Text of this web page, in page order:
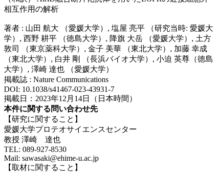
相互作用の解析
著者 : 山田 航大 （愛媛大学）, 塩屋 亮平 （研究当時: 愛媛大
学）, 西野 耕平 （徳島大学）, 降旗 大岳 （愛媛大学）, 土方
敦司 （東京薬科大学）, 金子 美華 （東北大学）, 加藤 幸成
（東北大学）, 白井 剛 （長浜バイオ大学）, 小迫 英尊（徳島
大学）, 澤崎 達也 （愛媛大学）
掲載誌 : Nature Communications
DOI: 10.1038/s41467-023-43931-7
掲載日：2023年12月14日（日本時間）
本件に関する問い合わせ先
【研究に関すること】
愛媛大学プロテオサイエンスセンター
教授 澤崎 達也
TEL: 089-927-8530
Mail: sawasaki@ehime-u.ac.jp
【取材に関すること】